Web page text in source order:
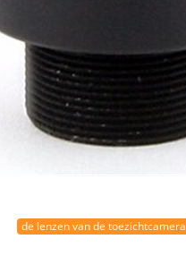
de lenzen van de toezichtcamera